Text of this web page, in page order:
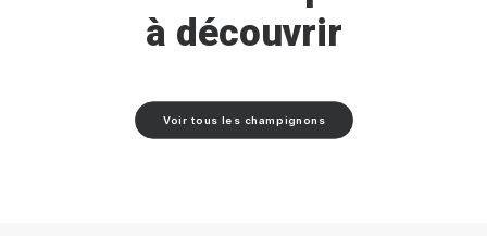
à découvrir
Voir tous les champignons